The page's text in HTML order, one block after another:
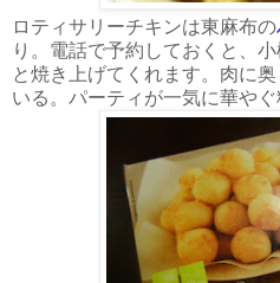
ロティサリーチキンは東麻布の
り。電話で予約しておくと、
と焼き上げてくれます。肉に
いる。パーティが一気に華やぐ